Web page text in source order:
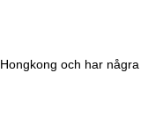
och har några